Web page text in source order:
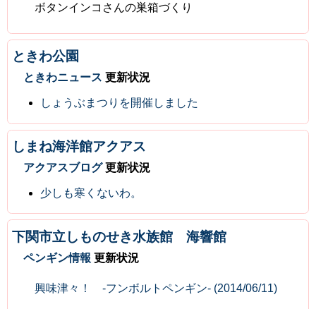
ボタンインコさんの巣箱づくり
ときわ公園
ときわニュース 更新状況
しょうぶまつりを開催しました
しまね海洋館アクアス
アクアスブログ更新状況
少しも寒くないわ。
下関市立しものせき水族館 海響館
ペンギン情報 更新状況
興味津々！ -フンボルトペンギン- (2014/06/11)